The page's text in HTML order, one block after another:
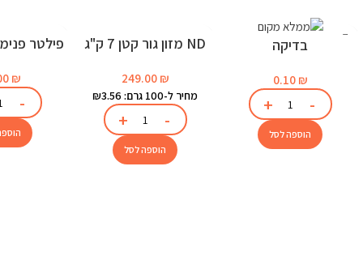
בדיקה
0.10 ₪
הוספה לסל
ND מזון גור קטן 7 ק"ג
249.00 ₪
מחיר ל-100 גרם: ₪3.56
הוספה לסל
₪